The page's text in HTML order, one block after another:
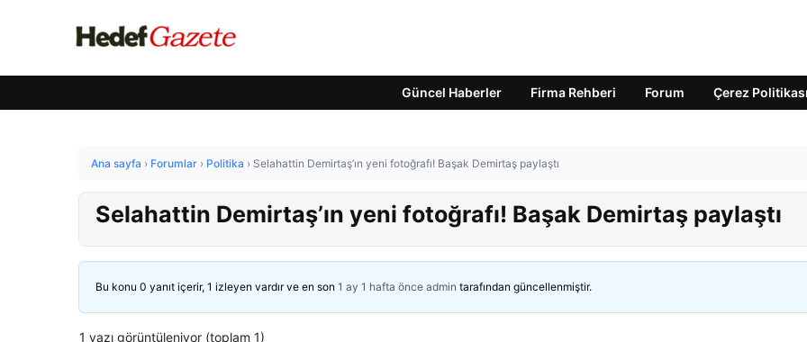
Güncel Haberler Firma Rehberi Forum Çerez Politikası
Ana sayfa › Forumlar › Politika › Selahattin Demirtaş’ın yeni fotoğrafı! Başak Demirtaş paylaştı
Selahattin Demirtaş’ın yeni fotoğrafı! Başak Demirtaş paylaştı
Bu konu 0 yanıt içerir, 1 izleyen vardır ve en son 1 ay 1 hafta önce admin tarafından güncellenmiştir.
1 yazı görüntüleniyor (toplam 1)